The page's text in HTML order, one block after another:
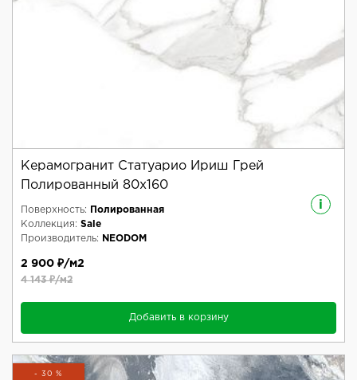
Керамогранит Статуарио Ириш Грей
Полированный 80x160
i
Поверхность:
Полированная
Коллекция: Sale
Производитель:
NEODOM
2 900 ₽/м2
4 143 ₽/м2
Добавить в корзину
- 30 %